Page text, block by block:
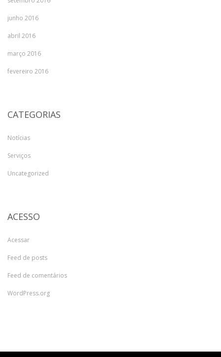
junho 2016
abril 2016
março 2016
fevereiro 2016
CATEGORIAS
Notícias
Serviços
Uncategorized
ACESSO
Acessar
Feed de posts
Feed de comentários
WordPress.org